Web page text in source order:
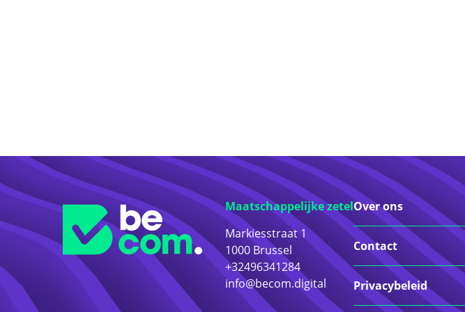
Maatschappelijke zetel
Markiesstraat 1
1000 Brussel
+32496341284
info@becom.digital
Over ons
Contact
Privacybeleid